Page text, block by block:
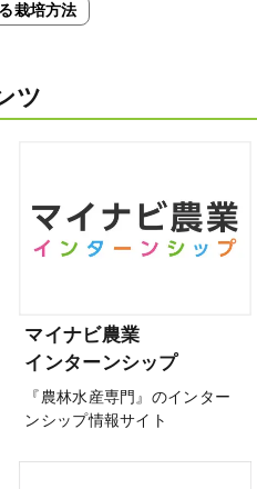
栽培方法
ツ
マイナビ農業
インターンシップ
『農林水産専門』のインター
ンシップ情報サイト